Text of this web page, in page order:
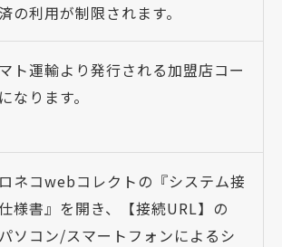
の利用が制限されます。
ト運輸より発行される加盟店コー
なります。
ネコwebコレクトの『システム接
様書』を開き、【接続URL】の
パソコン/スマートフォンによるシ